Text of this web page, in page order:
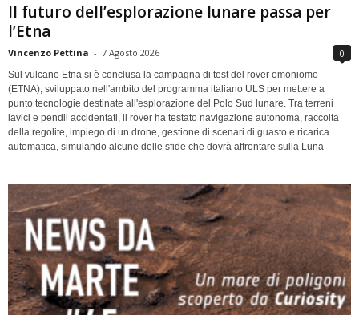
Il futuro dell’esplorazione lunare passa per
l’Etna
Vincenzo Pettina - 7 Agosto 2026 0
Sul vulcano Etna si è conclusa la campagna di test del rover omoniomo
(ETNA), sviluppato nell'ambito del programma italiano ULS per mettere a
punto tecnologie destinate all'esplorazione del Polo Sud lunare. Tra terreni
lavici e pendii accidentati, il rover ha testato navigazione autonoma, raccolta
della regolite, impiego di un drone, gestione di scenari di guasto e ricarica
automatica, simulando alcune delle sfide che dovrà affrontare sulla Luna